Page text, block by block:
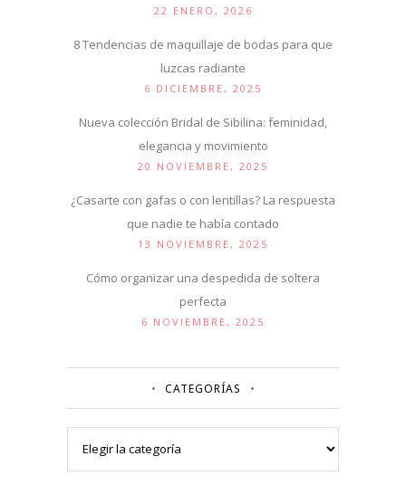
22 ENERO, 2026
8 Tendencias de maquillaje de bodas para que
luzcas radiante
6 DICIEMBRE, 2025
Nueva colección Bridal de Sibilina: feminidad,
elegancia y movimiento
20 NOVIEMBRE, 2025
¿Casarte con gafas o con lentillas? La respuesta
que nadie te había contado
13 NOVIEMBRE, 2025
Cómo organizar una despedida de soltera
perfecta
6 NOVIEMBRE, 2025
CATEGORÍAS